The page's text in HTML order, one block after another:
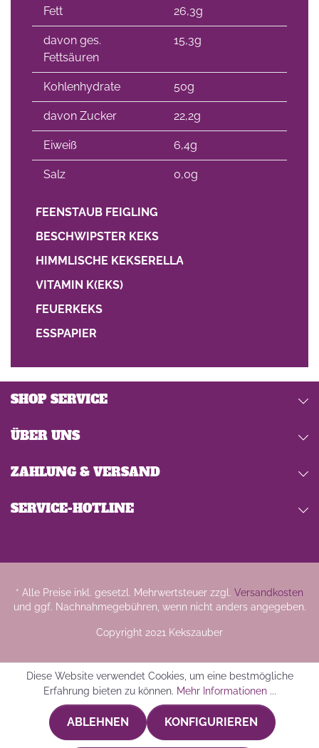
Fett 26,3g
davon ges.
Fettsäuren
15,3g
Kohlenhydrate 50g
davon Zucker 22,2g
Eiweiß 6,4g
Salz 0,0g
FEENSTAUB FEIGLING
BESCHWIPSTER KEKS
HIMMLISCHE KEKSERELLA
VITAMIN K(EKS)
FEUERKEKS
ESSPAPIER
SERVICE-HOTLINE
SHOP SERVICE
ÜBER UNS
ZAHLUNG & VERSAND
* Alle Preise inkl. gesetzl. Mehrwertsteuer zzgl. Versandkosten
und ggf. Nachnahmegebühren, wenn nicht anders angegeben.
Copyright 2021 Kekszauber
Diese Website verwendet Cookies, um eine bestmögliche
Erfahrung bieten zu können. Mehr Informationen ...
ABLEHNEN KONFIGURIEREN